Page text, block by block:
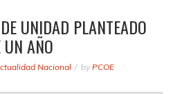
UNIDAD PLANTEADO
UN AÑO
Nacional by PCOE